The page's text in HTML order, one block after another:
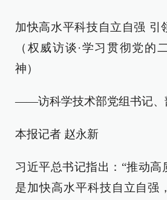
加快高水平科技自立自强 引
（权威访谈·学习贯彻党的
神）
——访科学技术部党组书记、
本报记者 赵永新
习近平总书记指出：“推动高
是加快高水平科技自立自强